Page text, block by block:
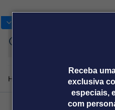
Receba
exclusiva
especiais,
com
Home Produtos e soluções